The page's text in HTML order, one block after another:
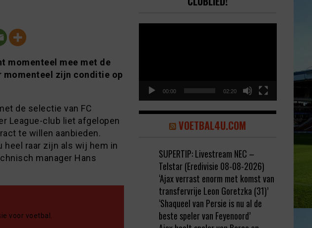
momenteel mee met de
momenteel zijn conditie op
de selectie van FC
League-club liet afgelopen
te willen aanbieden.
heel raar zijn als wij hem in
manager Hans
voor voetbal.
00:00 02:20
VOETBAL4U.COM
SUPERTIP: Livestream NEC –
Telstar (Eredivisie 08-08-2026)
‘Ajax verrast enorm met komst van
transfervrije Leon Goretzka (31)’
‘Shaqueel van Persie is nu al de
beste speler van Feyenoord’